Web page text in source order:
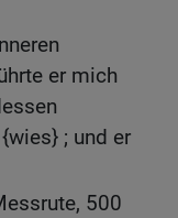
er mich
; und er
500